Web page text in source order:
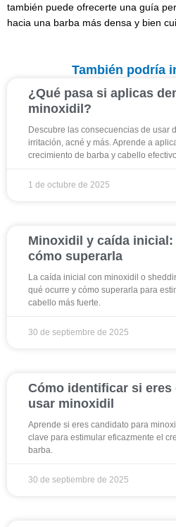
también puede ofrecerte una guía
hacia una barba más densa y bien
También podría
¿Qué pasa si aplicas
minoxidil?
Descubre las consecuencias de usar
irritación, acné y más. Aprende a
crecimiento de barba y cabello efectivo.
1 de octubre de 2025
Minoxidil y caída
cómo superarla
La caída inicial con minoxidil o
qué ocurre y cómo superarla para
cabello más fuerte.
30 de septiembre de 2025
Cómo identificar si eres
usar minoxidil
Aprende si eres candidato para
clave para estimular eficazmente el
barba.
30 de septiembre de 2025